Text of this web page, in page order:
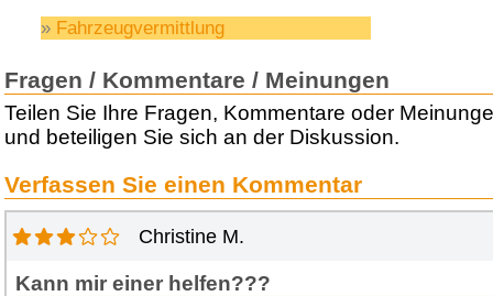
» Fahrzeugvermittlung
Fragen / Kommentare / Meinungen
Teilen Sie Ihre Fragen, Kommentare oder
und beteiligen Sie sich an der Diskussion.
Verfassen Sie einen Kommentar
Christine M.
Kann mir einer helfen???